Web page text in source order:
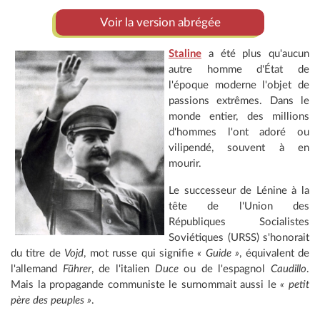
Voir la version abrégée
Staline a été plus qu'aucun
autre homme d'État de
l'époque moderne l'objet de
passions extrêmes. Dans le
monde entier, des millions
d'hommes l'ont adoré ou
vilipendé, souvent à en
mourir.
Le successeur de Lénine à la
tête de l'Union des
Républiques Socialistes
Soviétiques (URSS) s'honorait
du titre de Vojd, mot russe qui signifie« Guide », équivalent de
l'allemand Führer, de l'italien Duceou de l'espagnol Caudillo.
Mais la propagande communiste le surnommait aussi le« petit
père des peuples ».